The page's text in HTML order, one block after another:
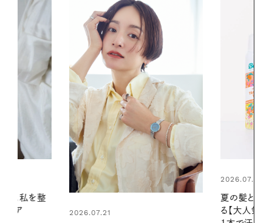
2026.07.24
る【大人気のドライシャンプー】 この
2026.06.01
お出かけ前
の一日。汗ば